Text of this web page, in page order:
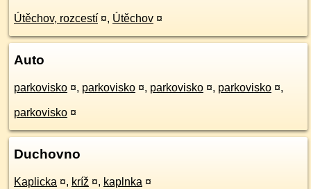
Útěchov, rozcestí ¤, Útěchov ¤
Auto
parkovisko ¤, parkovisko ¤, parkovisko ¤, parkovisko ¤,
parkovisko ¤
Duchovno
Kaplicka ¤, kríž ¤, kaplnka ¤